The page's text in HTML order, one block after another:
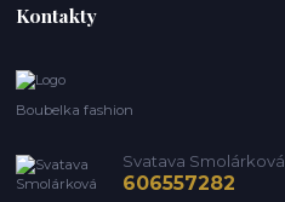
Kontakty
Boubelka fashion
Svatava Smolárková
606557282